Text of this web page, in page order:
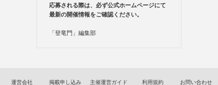
応募される際は、必ず公式ホームページにて
最新の開催情報をご確認ください。
「登竜門」編集部
運営会社 掲載申し込み 主催運営ガイド 利用規約 お問い合わせ